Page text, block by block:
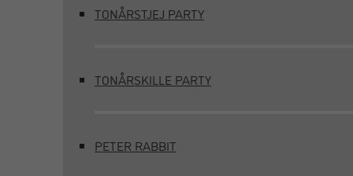
TONÅRSTJEJ PARTY
TONÅRSKILLE PARTY
PETER RABBIT